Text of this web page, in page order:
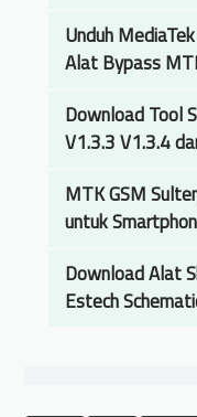
Unduh
Alat Bypass
Download Tool
V1.3.3 V1.3.4
MTK GSM
untuk
Download Alat
Estech